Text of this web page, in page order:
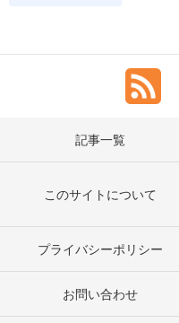
記事一覧
このサイトについて
プライバシーポリシー
お問い合わせ